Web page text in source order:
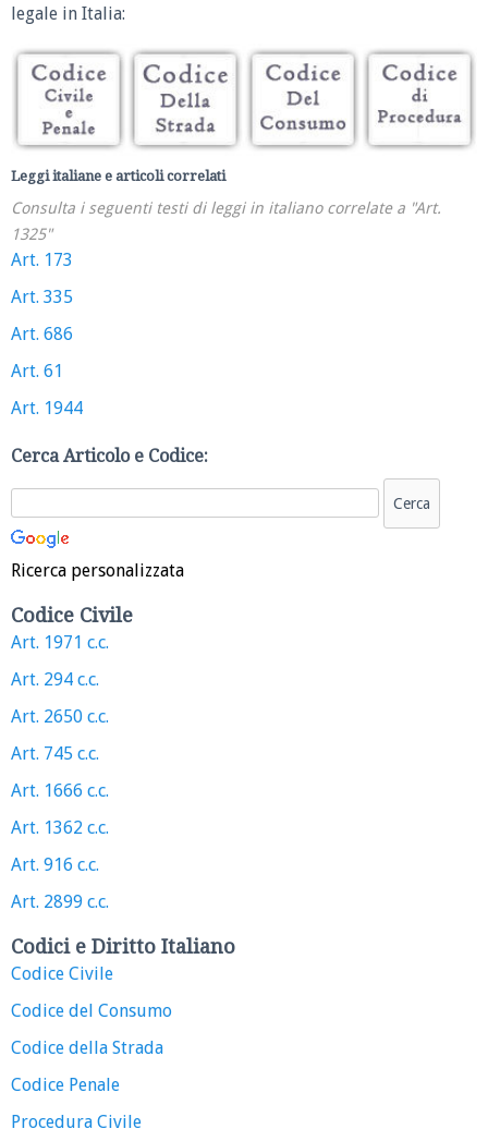
legale in Italia:
Leggi italiane e articoli correlati
Consulta i seguenti testi di leggi in italiano correlate a "Art.
1325"
Art. 173
Art. 335
Art. 686
Art. 61
Art. 1944
Cerca Articolo e Codice:
Ricerca personalizzata
Codice Civile
Art. 1971 c.c.
Art. 294 c.c.
Art. 2650 c.c.
Art. 745 c.c.
Art. 1666 c.c.
Art. 1362 c.c.
Art. 916 c.c.
Art. 2899 c.c.
Codici e Diritto Italiano
Codice Civile
Codice del Consumo
Codice della Strada
Codice Penale
Procedura Civile